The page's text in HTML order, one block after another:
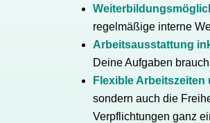
regelmäßige interne
Arbeitsausstattung
Deine Aufgaben
Flexible
sondern auch die
Verpflichtungen ganz